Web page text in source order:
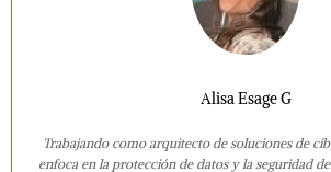
Alisa Esage G
Trabajando como arquitecto de soluciones de
enfoca en la protección de datos y la seguridad